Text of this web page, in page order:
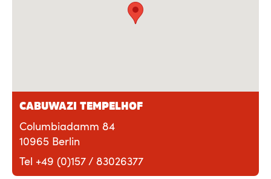
CABUWAZI TEMPELHOF
Columbiadamm 84
10965 Berlin
Tel +49 (0)157 / 83026377